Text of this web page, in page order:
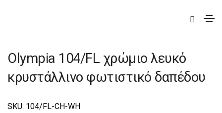
Olympia Φωτιστικά Δαπέδου Elite
Olympia 104/FL χρώμιο λευκό
κρυστάλλινο φωτιστικό δαπέδου
SKU: 104/FL-CH-WH